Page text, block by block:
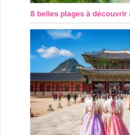
8 belles plages à découvrir